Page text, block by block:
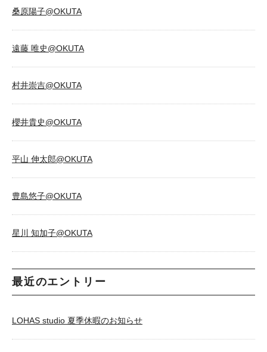
桑原陽子@OKUTA
遠藤 唯史@OKUTA
村井崇吉@OKUTA
櫻井貴史@OKUTA
平山 伸太郎@OKUTA
豊島悠子@OKUTA
星川 知加子@OKUTA
最近のエントリー
LOHAS studio 夏季休暇のお知らせ